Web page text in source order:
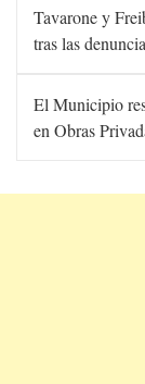
Tavarone y
tras las
El Municipio
en Obras